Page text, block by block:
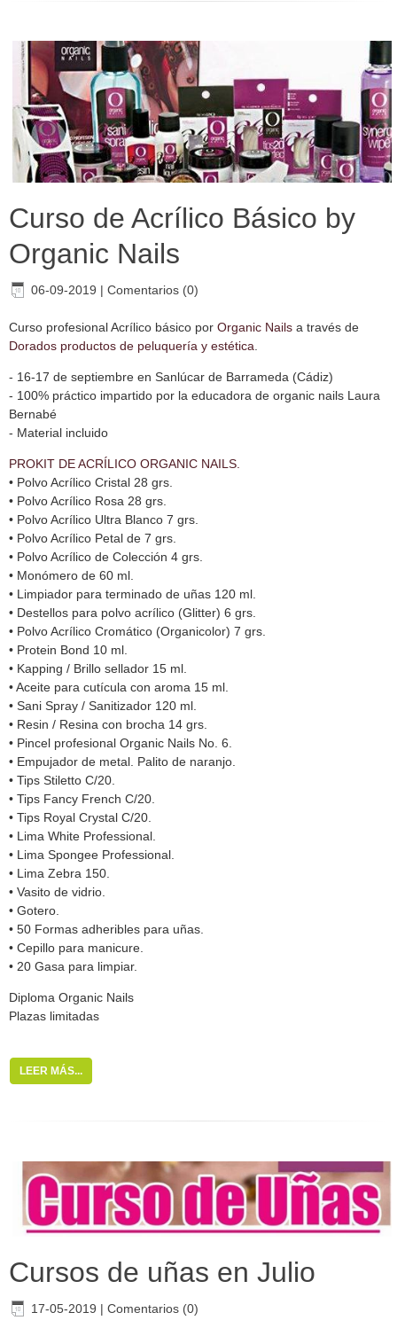
Curso de Acrílico Básico by
Organic Nails
06-09-2019 | Comentarios (0)
Curso profesional Acrílico básico por Organic Nails a través de
Dorados productos de peluquería y estética.
- 16-17 de septiembre en Sanlúcar de Barrameda (Cádiz)
- 100% práctico impartido por la educadora de organic nails Laura
Bernabé
- Material incluido
PROKIT DE ACRÍLICO ORGANIC NAILS.
• Polvo Acrílico Cristal 28 grs.
• Polvo Acrílico Rosa 28 grs.
• Polvo Acrílico Ultra Blanco 7 grs.
• Polvo Acrílico Petal de 7 grs.
• Polvo Acrílico de Colección 4 grs.
• Monómero de 60 ml.
• Limpiador para terminado de uñas 120 ml.
• Destellos para polvo acrílico (Glitter) 6 grs.
• Polvo Acrílico Cromático (Organicolor) 7 grs.
• Protein Bond 10 ml.
• Kapping / Brillo sellador 15 ml.
• Aceite para cutícula con aroma 15 ml.
• Sani Spray / Sanitizador 120 ml.
• Resin / Resina con brocha 14 grs.
• Pincel profesional Organic Nails No. 6.
• Empujador de metal. Palito de naranjo.
• Tips Stiletto C/20.
• Tips Fancy French C/20.
• Tips Royal Crystal C/20.
• Lima White Professional.
• Lima Spongee Professional.
• Lima Zebra 150.
• Vasito de vidrio.
• Gotero.
• 50 Formas adheribles para uñas.
• Cepillo para manicure.
• 20 Gasa para limpiar.
Diploma Organic Nails
Plazas limitadas
LEER MÁS...
Cursos de uñas en Julio
17-05-2019 | Comentarios (0)